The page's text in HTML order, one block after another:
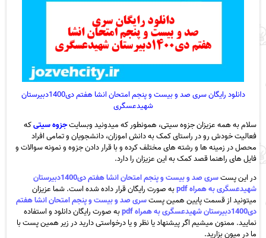
دانلود رایگان سری صد و بیست و پنجم امتحان انشا هفتم دی1400دبیرستان
شهیدعسگری
سلام به همه عزیزان جزوه سیتی، همونطور که میدونید وبسایتجزوه سیتیکه
فعالیت خودش رو در راستای کمک به دانش اموزان، دانشجویان و تمامی افراد
محصل در زمینه ها و رشته های مختلف کرده و با قرار دادن جزوه و نمونه سوالات و
فایل های راهنما قصد کمک به این عزیزان را دارد.
در این پست
سری صد و بیست و پنجم امتحان انشا هفتم دی1400دبیرستان
شهیدعسگری به همراه pdf
به صورت رایگان قرار داده شده است. شما عزیزان
میتونید از قسمت پایین همین پستسری صد و بیست و پنجم امتحان انشا هفتم
دی1400دبیرستان شهیدعسگری به همراه pdf
به صورت رایگان دانلود و استفاده
نمایید. ممنون میشیم اگر پیشنهاد یا نظر و یا درخواستی دارید در زیر همین پست با
ما در میون بزارید.